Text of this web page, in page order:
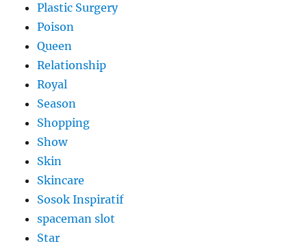
Plastic Surgery
Poison
Queen
Relationship
Royal
Season
Shopping
Show
Skin
Skincare
Sosok Inspiratif
spaceman slot
Star